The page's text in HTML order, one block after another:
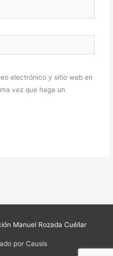
electrónico y sitio web en
vez que haga un
Manuel Rozada Cuéllar
por Causis